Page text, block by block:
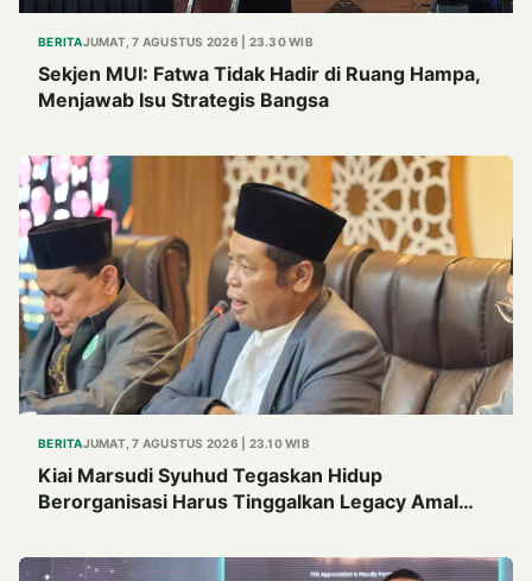
BERITAJUMAT, 7 AGUSTUS 2026 | 23.30 WIB
Sekjen MUI: Fatwa Tidak Hadir di Ruang Hampa,
Menjawab Isu Strategis Bangsa
BERITAJUMAT, 7 AGUSTUS 2026 | 23.10 WIB
Kiai Marsudi Syuhud Tegaskan Hidup
Berorganisasi Harus Tinggalkan Legacy Amal